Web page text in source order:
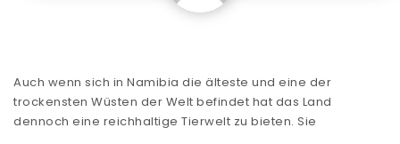
Auch wenn sich in Namibia die älteste und eine der
trockensten Wüsten der Welt befindet hat das Land
dennoch eine reichhaltige Tierwelt zu bieten. Sie